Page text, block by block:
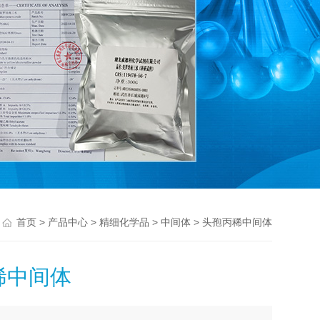
首页> 产品中心> 精细化学品 > 中间体> 头孢丙稀中间体
中间体